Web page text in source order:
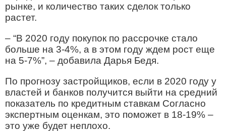
рынке, и количество таких сделок только
растет.
– “В 2020 году покупок по рассрочке стало
больше на 3-4%, а в этом году ждем рост еще
на 5-7%”, – добавила Дарья Бедя.
По прогнозу застройщиков, если в 2020 году у
властей и банков получится выйти на средний
показатель по кредитным ставкам Согласно
экспертным оценкам, это поможет в 18-19% –
это уже будет неплохо.